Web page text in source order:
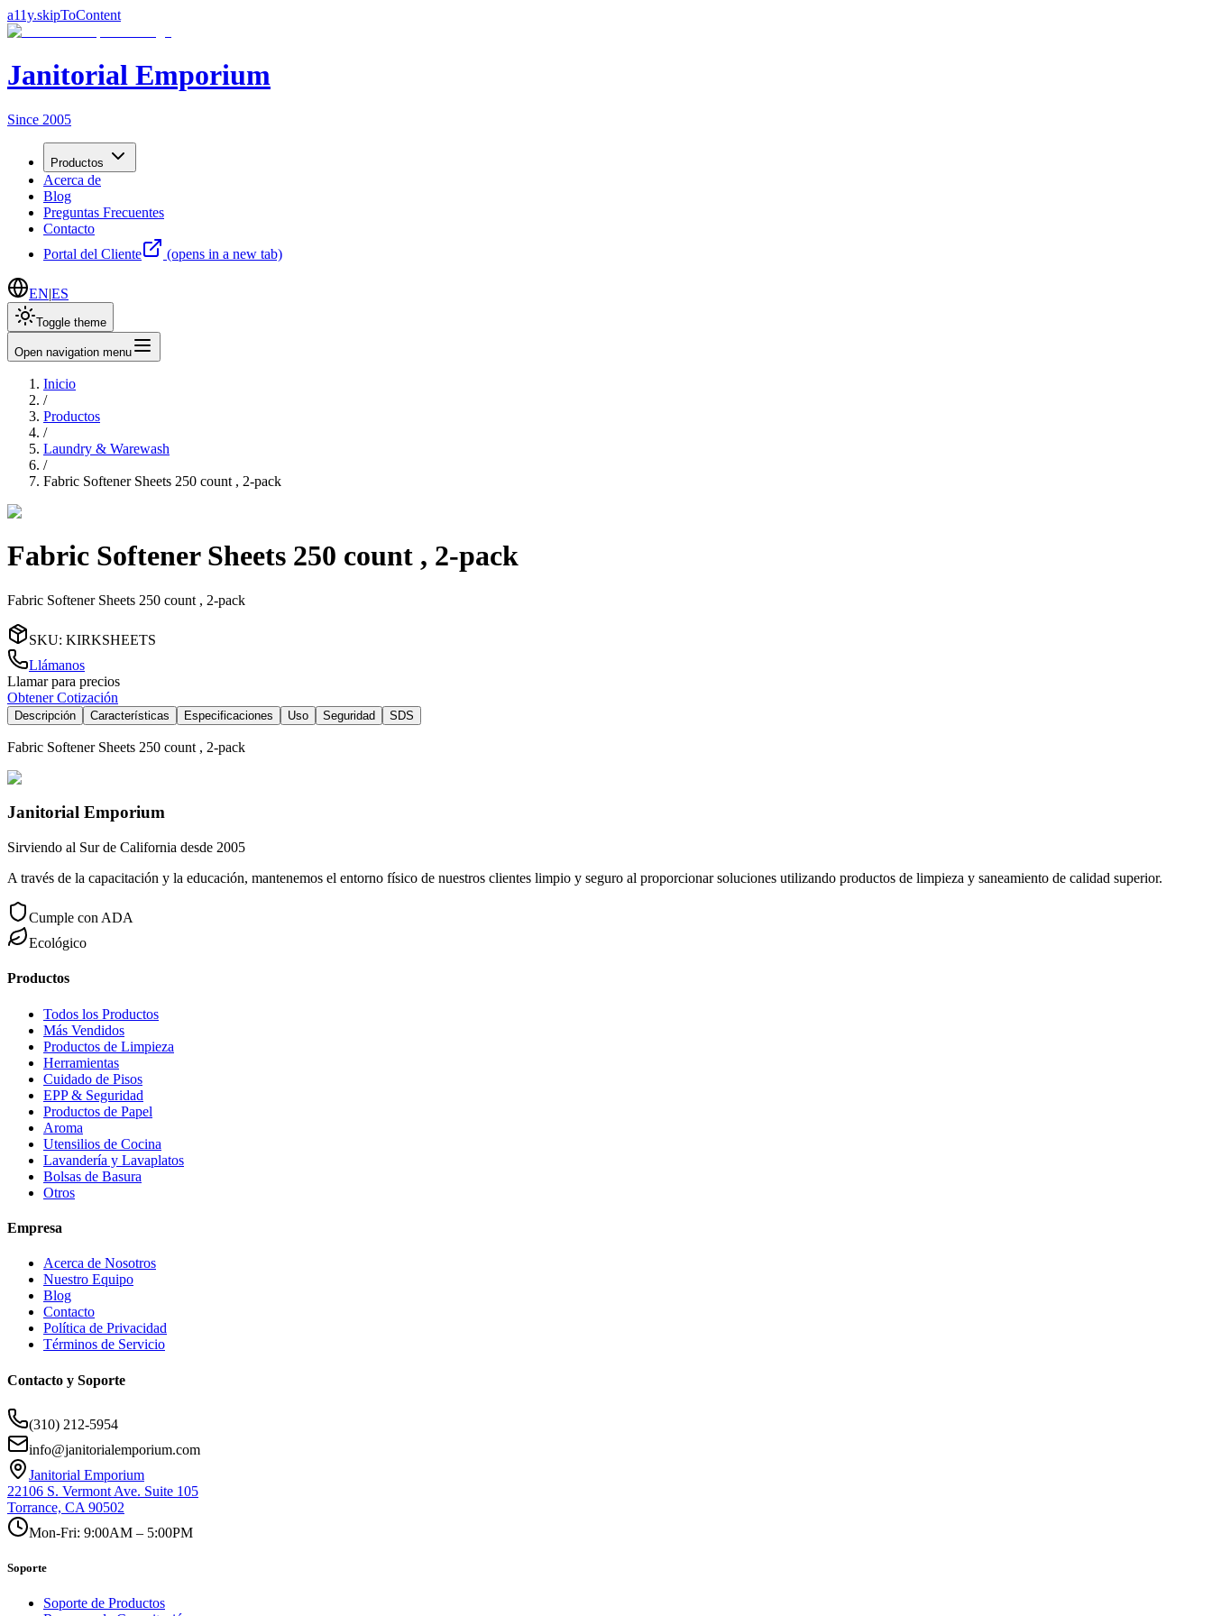
a11y.skipToContent
Janitorial Emporium
Since 2005
Productos
Acerca de
Blog
Preguntas Frecuentes
Contacto
Portal del Cliente
(opens in a new tab)
EN|ES
Toggle theme
Open navigation menu
Inicio
/
Productos
/
Laundry & Warewash
/
Fabric Softener Sheets 250 count , 2-pack
Fabric Softener Sheets 250 count , 2-pack
Fabric Softener Sheets 250 count , 2-pack
SKU: KIRKSHEETS
Llámanos
Llamar para precios
Obtener Cotización
Descripción Características Especificaciones Uso Seguridad SDS
Fabric Softener Sheets 250 count , 2-pack
Janitorial Emporium
Sirviendo al Sur de California desde 2005
A través de la capacitación y la educación, mantenemos el entorno físico de nuestros clientes limpio y seguro al proporcionar soluciones utilizando productos de limpieza y saneamiento de calidad superior.
Cumple con ADA
Ecológico
Productos
Todos los Productos
Más Vendidos
Productos de Limpieza
Herramientas
Cuidado de Pisos
EPP & Seguridad
Productos de Papel
Aroma
Utensilios de Cocina
Lavandería y Lavaplatos
Bolsas de Basura
Otros
Empresa
Acerca de Nosotros
Nuestro Equipo
Blog
Contacto
Política de Privacidad
Términos de Servicio
Contacto y Soporte
(310) 212-5954
info@janitorialemporium.com
Janitorial Emporium
22106 S. Vermont Ave. Suite 105
Torrance, CA 90502
Mon-Fri: 9:00AM – 5:00PM
Soporte
Soporte de Productos